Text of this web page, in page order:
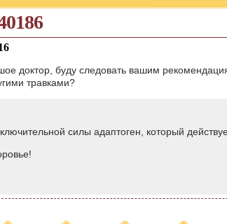
доктор, буду следовать вашим
травками?
силы адаптоген, который